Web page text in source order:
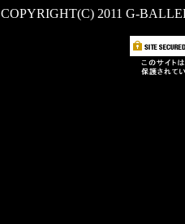
COPYRIGHT(C) 2011 G-